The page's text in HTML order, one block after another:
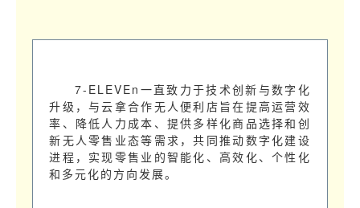
7-ELEVEn一直致力于技术创新与数字化
升级，与云拿合作无人便利店旨在提高运营效
率、降低人力成本、提供多样化商品选择和创
新无人零售业态等需求，共同推动数字化建设
进程，实现零售业的智能化、高效化、个性化
和多元化的方向发展。